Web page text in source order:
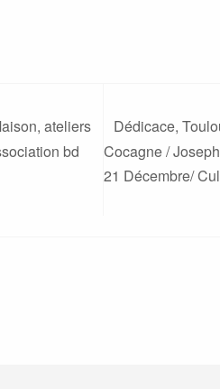
ateliers
bd
Dédicace,
Cocagne /
21 Décembre/